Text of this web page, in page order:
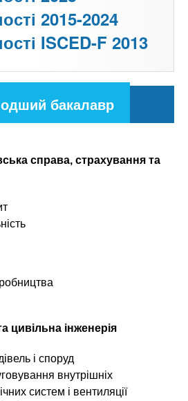
2015-2024
ISCED-F 2013
бакалавр
справа, страхування та
цивільна інженерія
і споруд
внутрішніх
систем і вентиляції